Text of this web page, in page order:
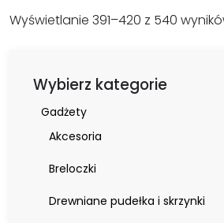
Wyświetlanie 391–420 z 540
Wybierz kategorie
Gadżety
Akcesoria
Breloczki
Drewniane pudełka i skrzynki